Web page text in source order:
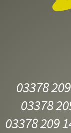
03378
03378
03378 209